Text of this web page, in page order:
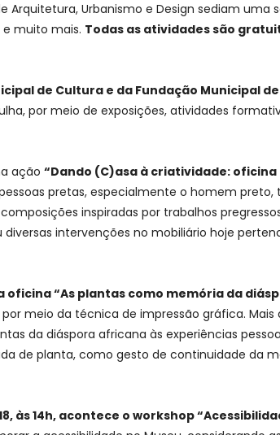
Arquitetura, Urbanismo e Design sediam uma
muito mais. Todas as atividades são
de Cultura e da Fundação Municipal
por meio de exposições, atividades
ação “Dando (C)asa à criatividade:
pretas, especialmente o homem
inspiradas por trabalhos
intervenções no mobiliário hoje
oficina “As plantas como memória da
meio da técnica de impressão gráfica.
da diáspora africana às experiências
de planta, como gesto de continuidade da
às 14h, acontece o workshop